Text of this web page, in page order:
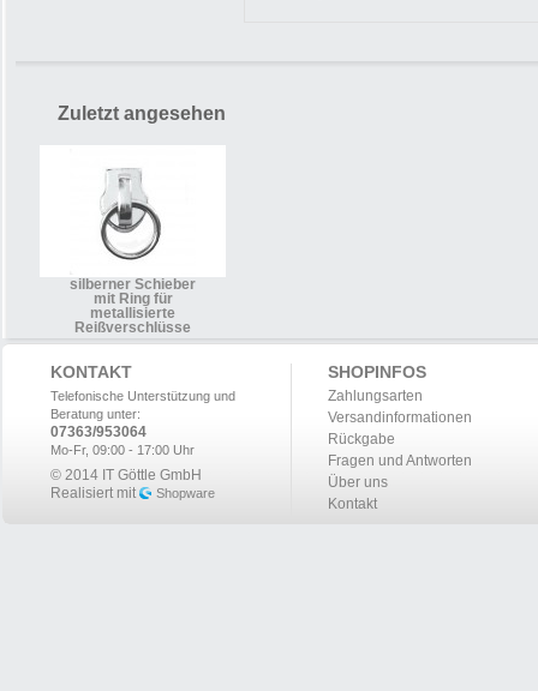
Zuletzt angesehen
silberner Schieber
mit Ring für
metallisierte
Reißverschlüsse
KONTAKT
Telefonische Unterstützung und
Beratung unter:
07363/953064
Mo-Fr, 09:00 - 17:00 Uhr
© 2014 IT Göttle GmbH
Realisiert mit
Shopware
SHOPINFOS
Zahlungsarten
Versandinformationen
Rückgabe
Fragen und Antworten
Über uns
Kontakt